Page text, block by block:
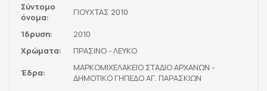
Α2 ΕΠΣΗ
Β1 ΕΠΣΗ
Σύντομο
όνομα:
ΓΙΟΥΧΤΑΣ 2010
Ίδρυση:
2010
Χρώματα:
ΠΡΑΣΙΝΟ - ΛΕΥΚΟ
Έδρα:
ΜΑΡΚΟΜΙΧΕΛΑΚΕΙΟ ΣΤΑΔΙΟ ΑΡΧΑΝΩΝ -
ΔΗΜΟΤΙΚΟ ΓΗΠΕΔΟ ΑΓ. ΠΑΡΑΣΚΙΩΝ